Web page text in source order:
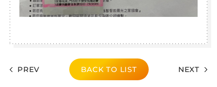
PREV BACK TO LIST NEXT